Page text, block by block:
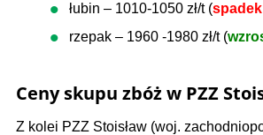
łubin – 1010-1050 zł/t (spadek
rzepak – 1960 -1980 zł/t (
Ceny skupu zbóż w PZZ
Z kolei PZZ Stoisław (woj.